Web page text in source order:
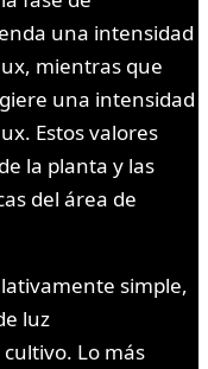
una intensidad
mientras que
una intensidad
Estos valores
la planta y las
del área de
simple,
luz
Lo más